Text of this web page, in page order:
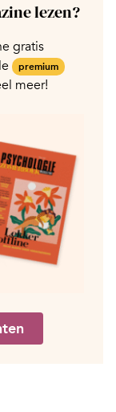
lezen?
gratis
premium
meer!